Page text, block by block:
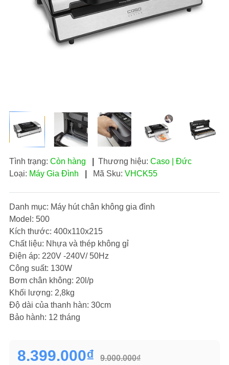
Tình trạng: Còn hàng Thương hiệu: Caso | Đức
Loại: Máy Gia Đình Mã Sku: VHCK55
Danh mục: Máy hút chân không gia đình
Model: 500
Kích thước: 400x110x215
Chất liệu: Nhựa và thép không gỉ
Điện áp: 220V -240V/ 50Hz
Công suất: 130W
Bơm chân không: 20l/p
Khối lượng: 2,8kg
Độ dài của thanh hàn: 30cm
Bảo hành: 12 tháng
8.399.000₫ 9.000.000₫